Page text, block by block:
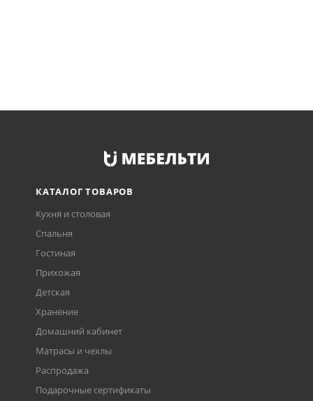
КАТАЛОГ ТОВАРОВ
Кухня и столовая
Спальня
Гостиная
Прихожая
Детская
Хранение
Домашний кабинет
Матрасы и чехлы
Распродажа
Подарочные сертификаты